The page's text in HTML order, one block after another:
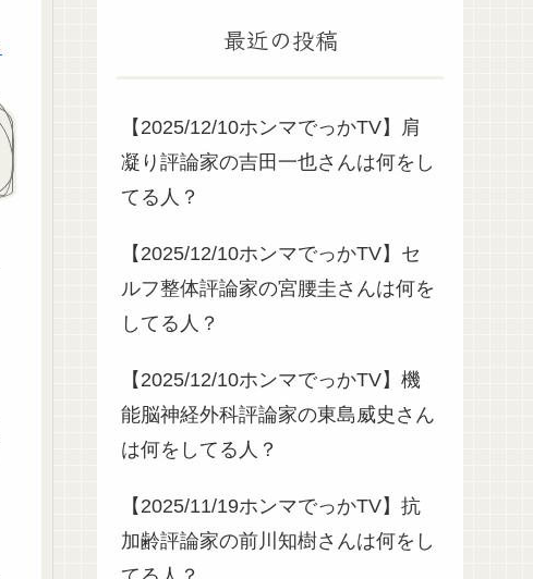
最近の投稿
【2025/12/10ホンマでっかTV】肩
凝り評論家の吉田一也さんは何をし
てる人？
【2025/12/10ホンマでっかTV】セ
ルフ整体評論家の宮腰圭さんは何を
してる人？
【2025/12/10ホンマでっかTV】機
能脳神経外科評論家の東島威史さん
は何をしてる人？
【2025/11/19ホンマでっかTV】抗
加齢評論家の前川知樹さんは何をし